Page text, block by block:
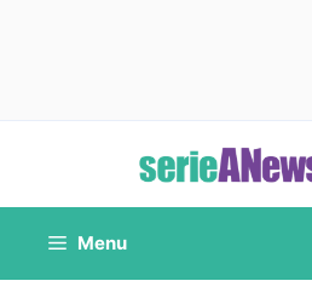
contenuto
Menu